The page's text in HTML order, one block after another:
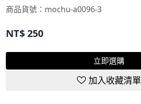
商品貨號： mochu-a0096-3
NT$250
立即選購
加入收藏清單